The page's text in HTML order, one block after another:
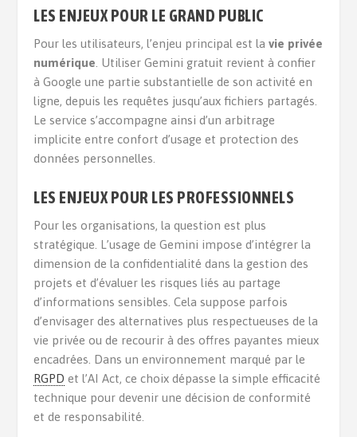
LES ENJEUX POUR LE GRAND PUBLIC
Pour les utilisateurs, l’enjeu principal est lavie privée
numérique . Utiliser Gemini gratuit revient à confier
à Google une partie substantielle de son activité en
ligne, depuis les requêtes jusqu’aux fichiers partagés.
Le service s’accompagne ainsi d’un arbitrage
implicite entre confort d’usage et protection des
données personnelles.
LES ENJEUX POUR LES PROFESSIONNELS
Pour les organisations, la question est plus
stratégique. L’usage de Gemini impose d’intégrer la
dimension de la confidentialité dans la gestion des
projets et d’évaluer les risques liés au partage
d’informations sensibles. Cela suppose parfois
d’envisager des alternatives plus respectueuses de la
vie privée ou de recourir à des offres payantes mieux
encadrées. Dans un environnement marqué par le
RGPD et l’AI Act, ce choix dépasse la simple efficacité
technique pour devenir une décision de conformité
et de responsabilité.